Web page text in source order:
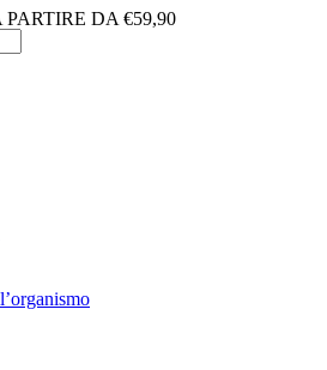
DA €59,90